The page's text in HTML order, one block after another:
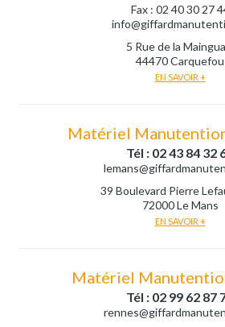
Fax : 02 40 30 27
5 Rue de la
44470 Carquefou
EN SAVOIR +
Matériel
Tél : 02 43 84 32
39 Boulevard Pierre
72000 Le Mans
EN SAVOIR +
Matériel
Tél : 02 99 62 87